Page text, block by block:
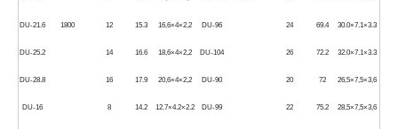
1800
DU-21.6 12 15.3 16,6×4×2,2 DU-96 24 69.4 30.0×7.1×3.3
DU-25.2 14 16.6 18,6×4×2,2 DU-104 26 72.2 32.0×7.1×3.3
DU-28.8 16 17.9 20,6×4×2,2 DU-90 20 72 26,5×7,5×3,6
DU-16 8 14.2 12.7×4.2×2.2 DU-99 22 75.2 28,5×7,5×3,6